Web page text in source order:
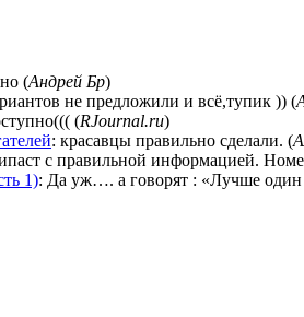
(Андрей Бр)
не предложили и всё,тупик )) (
(RJournal.ru)
: красавцы правильно сделали. (
с правильной информацией.
1): Да уж…. а говорят : «Лучше один